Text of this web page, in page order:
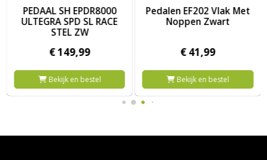
Pedalen EF202 Vlak Met
Noppen Zwart
€41,99
Bekijk en bestel
Shimano pedalen SPD
M540
€69,99
Bekijk en bestel